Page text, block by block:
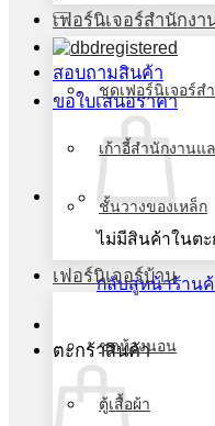
สอบถามสินค้า
ขอใบเสนอราคา
ไม่มีสินค้าในตะ
กลับสู่หน้าร้าน
ตะกร้าสินค้า
เฟอร์นิเจอร์สำนักงา
ชุดเฟอร์นิเจอร์ส
เก้าอี้สำนักงานแ
ชั้นวางของเหล็ก
เฟอร์นิเจอร์บ้าน
ชุดห้องนอน
ตู้เสื้อผ้า